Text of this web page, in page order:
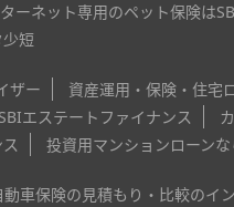
ーネット専用のペット保険は
短
ザー
資産運用・保険・住宅
エステートファイナンス
投資用マンションローン
動車保険の見積もり・比較のイ